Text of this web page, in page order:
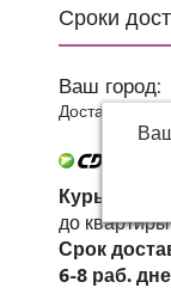
Сроки
Ваш город:
Доставка 0
Курьер
до
Срок
6-8 раб.